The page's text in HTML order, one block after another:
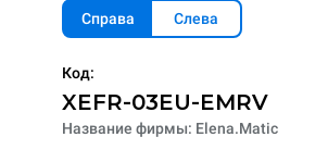
Справа Слева
Код:
XEFR-03EU-EMRV
Название фирмы: Elena.Matic